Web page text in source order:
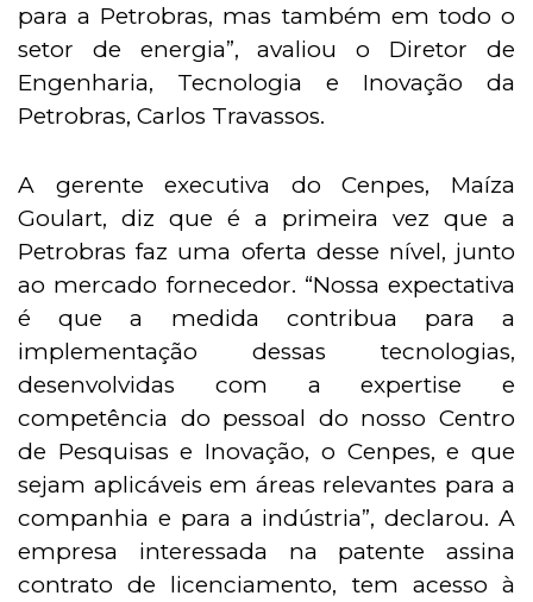
para a Petrobras, mas também em todo o
setor de energia”, avaliou o Diretor de
Engenharia, Tecnologia e Inovação da
Petrobras, Carlos Travassos.
A gerente executiva do Cenpes, Maíza
Goulart, diz que é a primeira vez que a
Petrobras faz uma oferta desse nível, junto
ao mercado fornecedor. “Nossa expectativa
é que a medida contribua para a
implementação dessas tecnologias,
desenvolvidas com a expertise e
competência do pessoal do nosso Centro
de Pesquisas e Inovação, o Cenpes, e que
sejam aplicáveis em áreas relevantes para a
companhia e para a indústria”, declarou. A
empresa interessada na patente assina
contrato de licenciamento, tem acesso à